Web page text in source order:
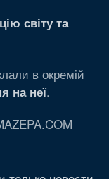
світу та
в окремій
на неї.